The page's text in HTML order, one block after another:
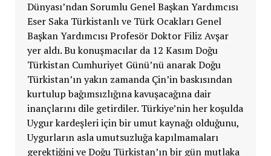
Dünyası’ndan Sorumlu Genel Başkan Yardımcısı
Eser Saka Türkistanlı ve Türk Ocakları Genel
Başkan Yardımcısı Profesör Doktor Filiz Avşar
yer aldı. Bu konuşmacılar da 12 Kasım Doğu
Türkistan Cumhuriyet Günü’nü anarak Doğu
Türkistan’ın yakın zamanda Çin’in baskısından
kurtulup bağımsızlığına kavuşacağına dair
inançlarını dile getirdiler. Türkiye’nin her koşulda
Uygur kardeşleri için bir umut kaynağı olduğunu,
Uygurların asla umutsuzluğa kapılmamaları
gerektiğini ve Doğu Türkistan’ın bir gün mutlaka